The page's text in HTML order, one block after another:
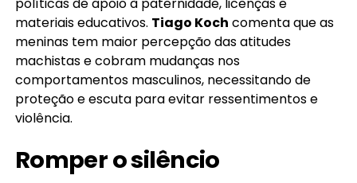
políticas de apoio à paternidade, licenças e
materiais educativos. Tiago Koch comenta que as
meninas tem maior percepção das atitudes
machistas e cobram mudanças nos
comportamentos masculinos, necessitando de
proteção e escuta para evitar ressentimentos e
violência.
Romper o silêncio